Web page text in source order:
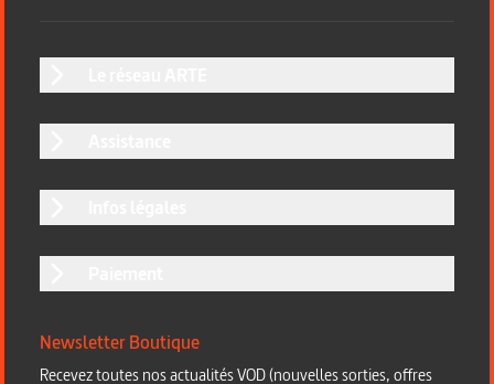
Newsletter Boutique
Recevez toutes nos actualités VOD (nouvelles sorties, offres